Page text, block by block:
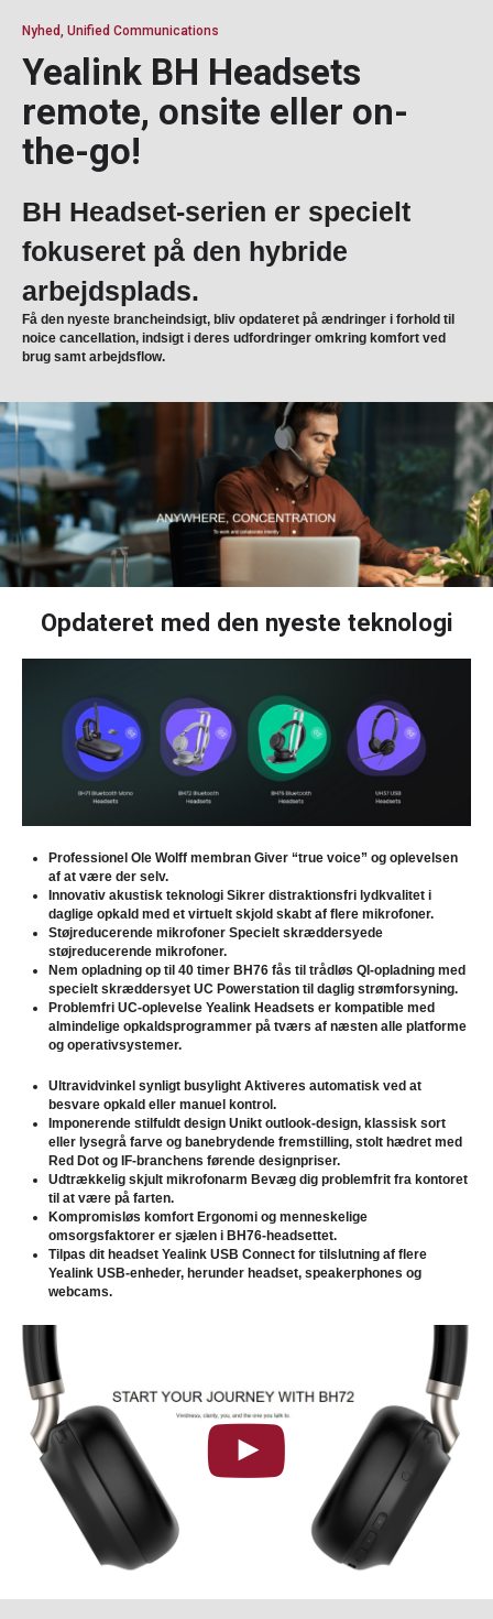
Nyhed, Unified Communications
Yealink BH Headsets
remote, onsite eller on-
the-go!
BH Headset-serien er specielt
fokuseret på den hybride
arbejdsplads.
Få den nyeste brancheindsigt, bliv opdateret på ændringer i forhold til
noice cancellation, indsigt i deres udfordringer omkring komfort ved
brug samt arbejdsflow.
Opdateret med den nyeste teknologi
Professionel Ole Wolff membranGiver “true voice” og oplevelsen
af at være der selv.
Innovativ akustisk teknologiSikrer distraktionsfri lydkvalitet i
daglige opkald med et virtuelt skjold skabt af flere mikrofoner.
Støjreducerende mikrofonerSpecielt skræddersyede
støjreducerende mikrofoner.
Nem opladning op til 40 timerBH76 fås til trådløs QI-opladning med
specielt skræddersyet UC Powerstation til daglig strømforsyning.
Problemfri UC-oplevelseYealink Headsets er kompatible med
almindelige opkaldsprogrammer på tværs af næsten alle platforme
og operativsystemer.
Ultravidvinkel synligt busylightAktiveres automatisk ved at
besvare opkald eller manuel kontrol.
Imponerende stilfuldt designUnikt outlook-design, klassisk sort
eller lysegrå farve og banebrydende fremstilling, stolt hædret med
Red Dot og IF-branchens førende designpriser.
Udtrækkelig skjult mikrofonarm Bevæg dig problemfrit fra kontoret
til at være på farten.
Kompromisløs komfort Ergonomi og menneskelige
omsorgsfaktorer er sjælen i BH76-headsettet.
Tilpas dit headset Yealink USB Connect for tilslutning af flere
Yealink USB-enheder, herunder headset, speakerphones og
webcams.